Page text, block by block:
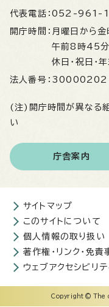
代表電話： 052-961-
開庁時間： 月曜日から
午前8時45
休日・祝日・
法人番号：
(注)開庁時間が異なる
い
庁舎案内
サイトマップ
このサイトについて
個人情報の取り扱い
著作権・リンク・免責
ウェブアクセシビリ
Copyright © The